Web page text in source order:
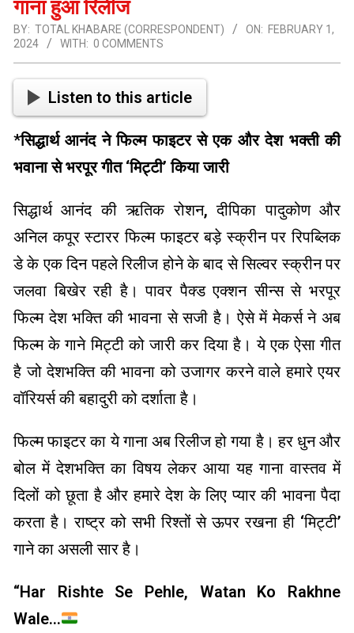
गाना हुआ रिलीज
BY: TOTAL KHABARE (CORRESPONDENT) ON: FEBRUARY 1,
2024
WITH: 0 COMMENTS
Listen to this article
*सिद्धार्थ आनंद ने फिल्म फाइटर से एक और देश भक्ती की
भवाना से भरपूर गीत ‘मिट्टी’ किया जारी
सिद्धार्थ आनंद की ऋतिक रोशन, दीपिका पादुकोण और
अनिल कपूर स्टारर फिल्म फाइटर बड़े स्क्रीन पर रिपब्लिक
डे के एक दिन पहले रिलीज होने के बाद से सिल्वर स्क्रीन पर
जलवा बिखेर रही है। पावर पैक्ड एक्शन सीन्स से भरपूर
फिल्म देश भक्ति की भावना से सजी है। ऐसे में मेकर्स ने अब
फिल्म के गाने मिट्टी को जारी कर दिया है। ये एक ऐसा गीत
है जो देशभक्ति की भावना को उजागर करने वाले हमारे एयर
वॉरियर्स की बहादुरी को दर्शाता है।
फिल्म फाइटर का ये गाना अब रिलीज हो गया है। हर धुन और
बोल में देशभक्ति का विषय लेकर आया यह गाना वास्तव में
दिलों को छूता है और हमारे देश के लिए प्यार की भावना पैदा
करता है। राष्ट्र को सभी रिश्तों से ऊपर रखना ही ‘मिट्टी’
गाने का असली सार है।
“Har Rishte Se Pehle, Watan Ko Rakhne
Wale…